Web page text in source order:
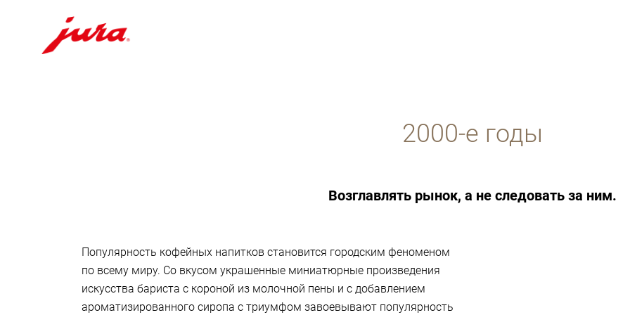
2000-е годы
Возглавлять рынок, а не следовать за ним.
Популярность кофейных напитков становится городским феноменом
по всему миру. Со вкусом украшенные миниатюрные произведения
искусства бариста с короной из молочной пены и с добавлением
ароматизированного сиропа с триумфом завоевывают популярность